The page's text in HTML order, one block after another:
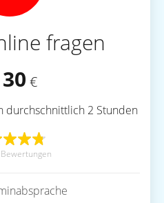
fragen
30 €
durchschnittlich 2 Stunden